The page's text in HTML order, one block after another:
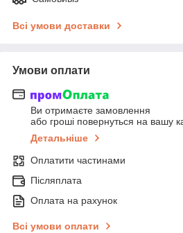
Всі умови доставки
Умови оплати
Ви отримаєте замовлення
або гроші повернуться на вашу
Детальніше
Оплатити частинами
Післяплата
Оплата на рахунок
Всі умови оплати